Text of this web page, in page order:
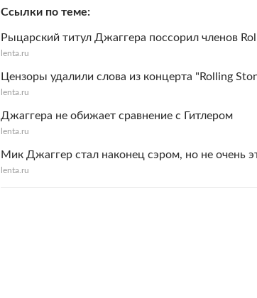
Ссылки по теме
Рыцарский титул Джаггера поссорил членов
lenta.ru
Цензоры удалили слова из концерта "Rolling
lenta.ru
Джаггера не обижает сравнение с Гитлером
lenta.ru
Мик Джаггер стал наконец сэром, но не очень
lenta.ru